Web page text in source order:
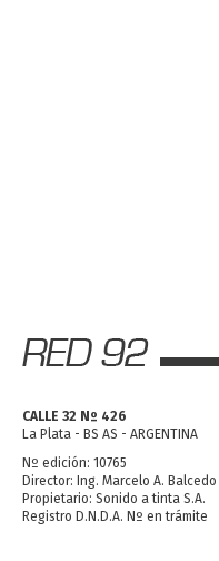
CALLE 32 Nº 426
La Plata - BS AS - ARGENTINA
Nº edición: 10765
Director: Ing. Marcelo A. Balcedo
Propietario: Sonido a tinta S.A.
Registro D.N.D.A. Nº en trámite